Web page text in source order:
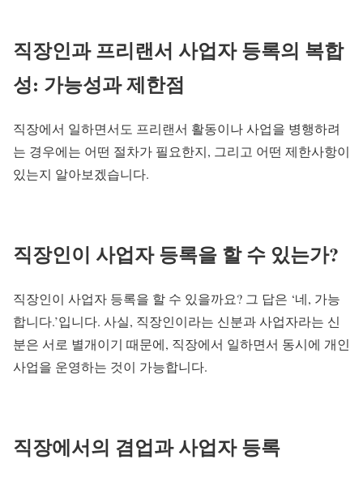
직장인과 프리랜서 사업자 등록의 복합
성: 가능성과 제한점
직장에서 일하면서도 프리랜서 활동이나 사업을 병행하려
는 경우에는 어떤 절차가 필요한지, 그리고 어떤 제한사항이
있는지 알아보겠습니다.
직장인이 사업자 등록을 할 수 있는가?
직장인이 사업자 등록을 할 수 있을까요? 그 답은 ‘네, 가능
합니다.’입니다. 사실, 직장인이라는 신분과 사업자라는 신
분은 서로 별개이기 때문에, 직장에서 일하면서 동시에 개인
사업을 운영하는 것이 가능합니다.
직장에서의 겸업과 사업자 등록